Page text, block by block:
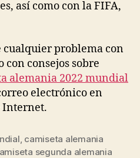
así como con la FIFA,
problema con
con consejos sobre
alemania 2022 mundial
electrónico en
Internet.
camiseta alemania
segunda alemania